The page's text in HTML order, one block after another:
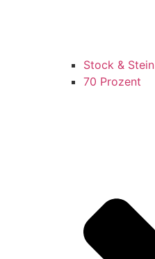
Stock & Stein
70 Prozent